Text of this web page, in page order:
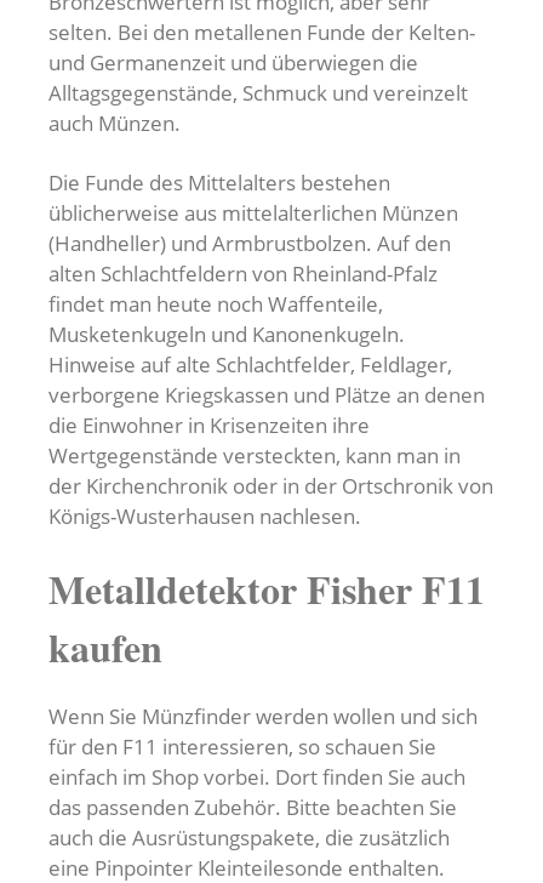
selten. Bei den metallenen Funde der Kelten-
und Germanenzeit und überwiegen die
Alltagsgegenstände, Schmuck und vereinzelt
auch Münzen.
Die Funde des Mittelalters bestehen
üblicherweise aus mittelalterlichen Münzen
(Handheller) und Armbrustbolzen. Auf den
alten Schlachtfeldern von Rheinland-Pfalz
findet man heute noch Waffenteile,
Musketenkugeln und Kanonenkugeln.
Hinweise auf alte Schlachtfelder, Feldlager,
verborgene Kriegskassen und Plätze an denen
die Einwohner in Krisenzeiten ihre
Wertgegenstände versteckten, kann man in
der Kirchenchronik oder in der Ortschronik von
Königs-Wusterhausen nachlesen.
Metalldetektor Fisher F11
kaufen
Wenn Sie Münzfinder werden wollen und sich
für den F11 interessieren, so schauen Sie
einfach im Shop vorbei. Dort finden Sie auch
das passenden Zubehör. Bitte beachten Sie
auch die Ausrüstungspakete, die zusätzlich
eine Pinpointer Kleinteilesonde enthalten.